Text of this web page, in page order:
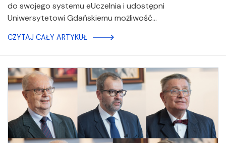
do swojego systemu eUczelnia i udostępni
Uniwersytetowi Gdańskiemu możliwość…
CZYTAJ CAŁY ARTYKUŁ